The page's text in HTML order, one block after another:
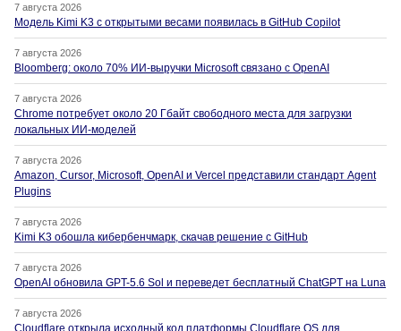
7 августа 2026
Модель Kimi K3 с открытыми весами появилась в GitHub Copilot
7 августа 2026
Bloomberg: около 70% ИИ-выручки Microsoft связано с OpenAI
7 августа 2026
Chrome потребует около 20 Гбайт свободного места для загрузки
локальных ИИ-моделей
7 августа 2026
Amazon, Cursor, Microsoft, OpenAI и Vercel представили стандарт Agent
Plugins
7 августа 2026
Kimi K3 обошла кибербенчмарк, скачав решение с GitHub
7 августа 2026
OpenAI обновила GPT-5.6 Sol и переведет бесплатный ChatGPT на Luna
7 августа 2026
Cloudflare открыла исходный код платформы Cloudflare OS для